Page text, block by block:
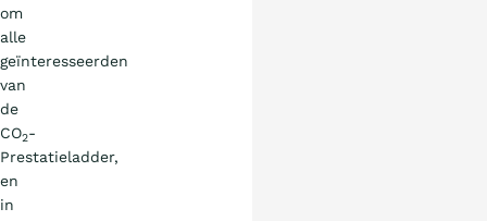
om
alle
geïnteresseerden
van
de
CO2-
Prestatieladder,
en
in